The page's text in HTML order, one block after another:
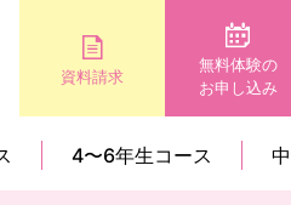
資料請求
無料体験の
お申し込み
4〜6年生コース